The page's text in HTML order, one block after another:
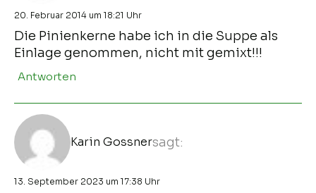
20. Februar 2014 um 18:21 Uhr
Die Pinienkerne habe ich in die Suppe als
Einlage genommen, nicht mit gemixt!!!
Antworten
Karin Gossnersagt:
13. September 2023 um 17:38 Uhr